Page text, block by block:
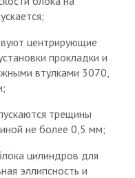
центрирующие
прокладки и
втулками 3070,
трещины
не более 0,5 мм;
цилиндров для
эллипсность и